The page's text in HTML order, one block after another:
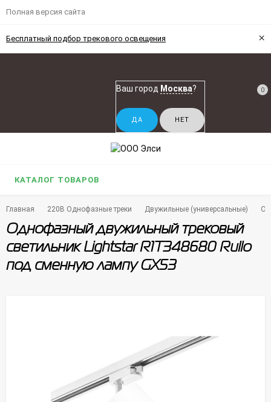
Полная версия сайта
Бесплатный подбор трекового освещения ×
Ваш город Москва? 0
КАТАЛОГ ТОВАРОВ
Главная 220В Однофазные треки Двужильные (универсальные)
Однофазный двужильный трековый
светильник Lightstar R1T348680 Rullo
под сменную лампу GX53